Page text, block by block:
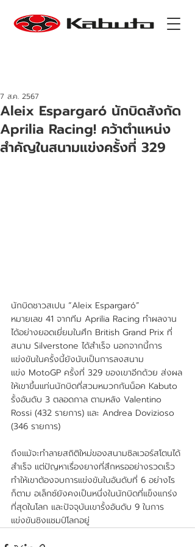
Aleix Espargaró นักบิดสังกัด
Aprilia Racing! คว้าตำแหน่ง
สำคัญในสนามแข่งครั้งที่ 329
7 ส.ค. 2567
นักบิดชาวสเปน “Aleix Espargaró”
หมายเลข 41 จากทีม Aprilia Racing ทำผลงาน
ได้อย่างยอดเยี่ยมในศึก British Grand Prix ที่
สนาม Silverstone ได้สำเร็จ นอกจากนี้การ
แข่งขันในครั้งนี้ยังนับเป็นการลงสนาม
แข่ง MotoGP ครั้งที่ 329 ของเขาอีกด้วย ส่งผล
ให้เขาขึ้นแท่นนักบิดที่สวมหมวกกันน็อค Kabuto
รั้งอันดับ 3 ตลอดกาล ตามหลัง Valentino
Rossi (432 รายการ) และ Andrea Dovizioso
(346 รายการ)
ถึงแม้จะทำลายสถิติใหม่ของสนามซิลเวอร์สโตนได้
สำเร็จ แต่ปัญหาเรื่องยางที่สึกหรออย่างรวดเร็ว
ทำให้เขาต้องจบการแข่งขันในอันดับที่ 6 อย่างไร
ก็ตาม อเล็กซ์ยังคงเป็นหนึ่งในนักบิดที่แข็งแกร่ง
ที่สุดในโลก และปัจจุบันเขารั้งอันดับ 9 ในการ
แข่งขันชิงแชมป์โลกอยู่